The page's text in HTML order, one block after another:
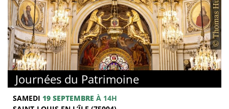
Journées du Patrimoine
SAMEDI 19 SEPTEMBRE À 14H